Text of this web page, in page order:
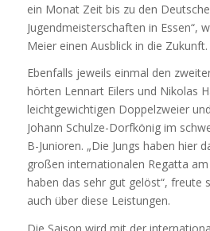
ein Monat Zeit bis zu den
Jugendmeisterschaften in Essen“,
Meier einen Ausblick in die Zukunft.
Ebenfalls jeweils einmal den
hörten Lennart Eilers und Nikolas
leichtgewichtigen Doppelzweier
Johann Schulze-Dorfkönig im
B-Junioren. „Die Jungs haben hier
großen internationalen Regatta
haben das sehr gut gelöst“, freute
auch über diese Leistungen.